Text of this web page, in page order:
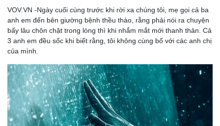
Tư vấn
Săn Tour
Podcast
Câu chuyện thời sự
Kể chuyện cho bé
Hạt giống tâm hồn
VOV.VN -Ngày cuối cùng trước khi rời xa chúng tôi, mẹ gọi cả ba
anh em đến bên giường bệnh thều thào, rằng phải nói ra chuyện
bấy lâu chôn chặt trong lòng thì khi nhắm mắt mới thanh thản. Cả
3 anh em đều sốc khi biết rằng, tôi không cùng bố với các anh chị
của mình.